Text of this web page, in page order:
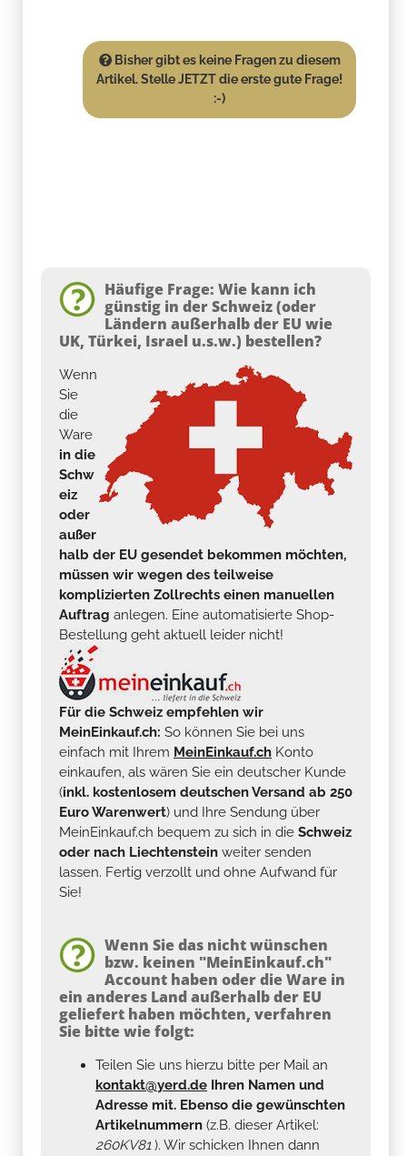
Bisher gibt es keine Fragen zu diesem
Artikel. Stelle JETZT die erste gute Frage!
:-)
Häufige Frage: Wie kann ich
günstig in der Schweiz (oder
Ländern außerhalb der EU wie
UK, Türkei, Israel u.s.w.) bestellen?
Wenn
Sie
die
Ware
in die
Schw
eiz
oder
außer
halb der EU gesendet bekommen möchten,
müssen wir wegen des teilweise
komplizierten Zollrechts einen manuellen
Auftrag anlegen. Eine automatisierte Shop-
Bestellung geht aktuell leider nicht!
Für die Schweiz empfehlen wir
MeinEinkauf.ch: So können Sie bei uns
einfach mit Ihrem MeinEinkauf.ch Konto
einkaufen, als wären Sie ein deutscher Kunde
(inkl. kostenlosem deutschen Versand ab 250
Euro Warenwert) und Ihre Sendung über
MeinEinkauf.ch bequem zu sich in die Schweiz
oder nach Liechtenstein weiter senden
lassen. Fertig verzollt und ohne Aufwand für
Sie!
Wenn Sie das nicht wünschen
bzw. keinen "MeinEinkauf.ch"
Account haben oder die Ware in
ein anderes Land außerhalb der EU
geliefert haben möchten, verfahren
Sie bitte wie folgt:
Teilen Sie uns hierzu bitte per Mail an
kontakt@yerd.de Ihren Namen und
Adresse mit. Ebenso die gewünschten
Artikelnummern (z.B. dieser Artikel:
260KV81). Wir schicken Ihnen dann